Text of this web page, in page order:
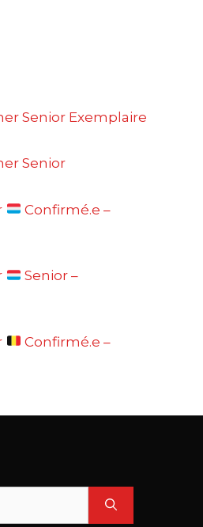
Senior Exemplaire
Senior
Confirmé.e –
Senior –
Confirmé.e –